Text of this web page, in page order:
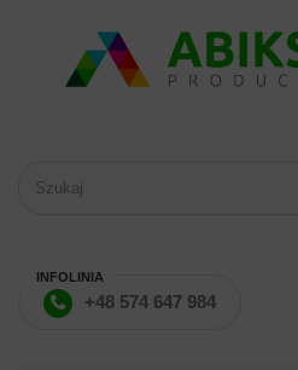
INFOLINIA
+48 574 647 984